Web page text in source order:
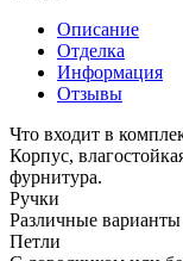
Описание
Отделка
Информация
Отзывы
Что входит в
Корпус,
фурнитура.
Ручки
Различные
Петли